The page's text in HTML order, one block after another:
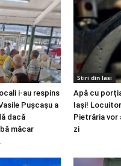
i-au respins
Pușcașu a
dacă
măcar
Stiri din Iasi
Apă cu
Iași!
Pietrăria vor
zi